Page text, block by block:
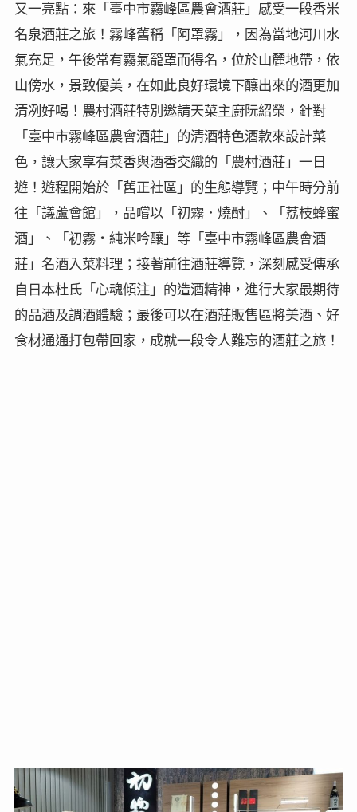
又一亮點：來「臺中市霧峰區農會酒莊」感受一段香米
名泉酒莊之旅！霧峰舊稱「阿罩霧」，因為當地河川水
氣充足，午後常有霧氣籠罩而得名，位於山麓地帶，依
山傍水，景致優美，在如此良好環境下釀出來的酒更加
清冽好喝！農村酒莊特別邀請天菜主廚阮紹榮，針對
「臺中市霧峰區農會酒莊」 的清酒特色酒款來設計菜
色，讓大家享有菜香與酒香交織的「農村酒莊」一日
遊！遊程開始於「舊正社區」的生態導覽；中午時分前
往「議蘆會館」，品嚐以「初霧．燒酎」、「荔枝蜂蜜
酒」、「初霧・純米吟釀」等「臺中市霧峰區農會酒
莊」 名酒入菜料理；接著前往酒莊導覽，深刻感受傳承
自日本杜氏「心魂傾注」的造酒精神，進行大家最期待
的品酒及調酒體驗；最後可以在酒莊販售區將美酒、好
食材通通打包帶回家，成就一段令人難忘的酒莊之旅！